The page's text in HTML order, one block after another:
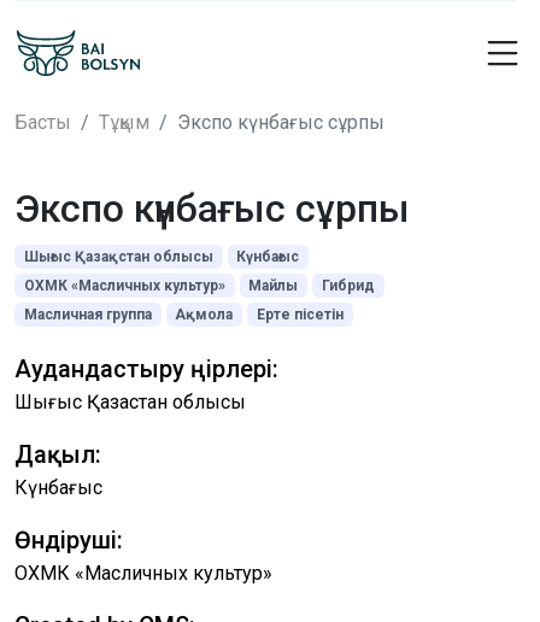
Басты Тұқым Экспо күнбағыс сұрпы
Экспо күнбағыс сұрпы
Шығыс Қазақстан облысы
Күнбағыс
ОХМК «Масличных культур»
Майлы
Гибрид
Масличная группа
Ақмола Ерте пісетін
Аудандастыру өңірлері:
Шығыс Қазақстан облысы
Дақыл:
Күнбағыс
Өндіруші:
ОХМК «Масличных культур»